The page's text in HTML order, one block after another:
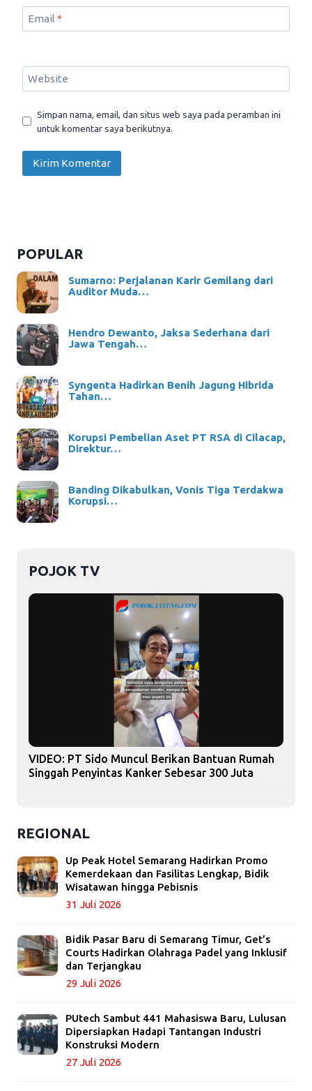
Email *
Website
Simpan nama, email, dan situs web saya pada peramban ini
untuk komentar saya berikutnya.
POPULAR
Sumarno: Perjalanan Karir Gemilang dari
Auditor Muda…
Hendro Dewanto, Jaksa Sederhana dari
Jawa Tengah…
Syngenta Hadirkan Benih Jagung Hibrida
Tahan…
Korupsi Pembelian Aset PT RSA di Cilacap,
Direktur…
Banding Dikabulkan, Vonis Tiga Terdakwa
Korupsi…
POJOK TV
VIDEO: PT Sido Muncul Berikan Bantuan Rumah
Singgah Penyintas Kanker Sebesar 300 Juta
REGIONAL
Up Peak Hotel Semarang Hadirkan Promo
Kemerdekaan dan Fasilitas Lengkap, Bidik
Wisatawan hingga Pebisnis
31 Juli 2026
Bidik Pasar Baru di Semarang Timur, Get’s
Courts Hadirkan Olahraga Padel yang Inklusif
dan Terjangkau
29 Juli 2026
PUtech Sambut 441 Mahasiswa Baru, Lulusan
Dipersiapkan Hadapi Tantangan Industri
Konstruksi Modern
27 Juli 2026